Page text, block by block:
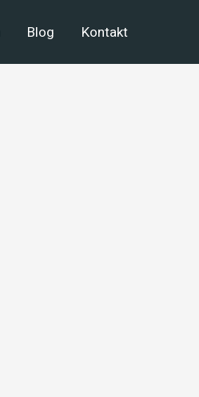
Blog Kontakt